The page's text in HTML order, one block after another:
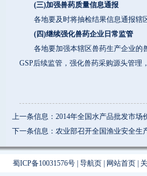
(三)加强兽药质量信息通报
各地要及时将抽检结果信息通报辖
(四)继续强化兽药企业日常监管
各地要加强本辖区兽药生产企业的兽
GSP后续监管，强化兽药采购源头管
上一条信息：2014年全国水产品批发市场
下一条信息：农业部召开全国渔业安全生
蜀ICP备10031576号 导航页 网站首页